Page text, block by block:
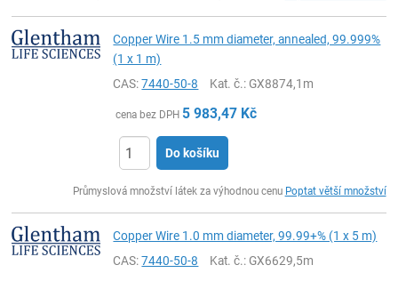
Copper Wire 1.5 mm diameter, annealed, 99.999%
(1 x 1 m)
CAS:7440-50-8 Kat. č.: GX8874,1m
cena bez DPH 5 983,47 Kč
Do košíku
Průmyslová množství látek za výhodnou cenu Poptat větší množství
Copper Wire 1.0 mm diameter, 99.99+% (1 x 5 m)
CAS:7440-50-8 Kat. č.: GX6629,5m